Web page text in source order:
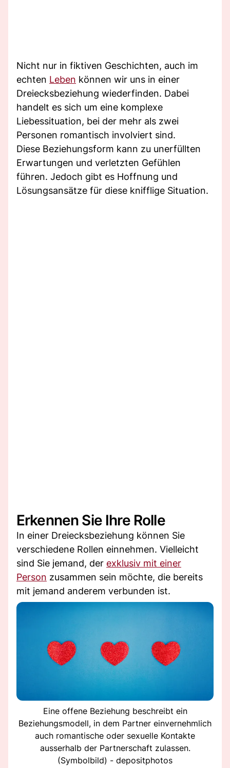
Nicht nur in fiktiven Geschichten, auch im
echten Leben können wir uns in einer
Dreiecksbeziehung wiederfinden. Dabei
handelt es sich um eine komplexe
Liebessituation, bei der mehr als zwei
Personen romantisch involviert sind.
Diese Beziehungsform kann zu unerfüllten
Erwartungen und verletzten Gefühlen
führen. Jedoch gibt es Hoffnung und
Lösungsansätze für diese knifflige Situation.
Erkennen Sie Ihre Rolle
In einer Dreiecksbeziehung können Sie
verschiedene Rollen einnehmen. Vielleicht
sind Sie jemand, der exklusiv mit einer
Person zusammen sein möchte, die bereits
mit jemand anderem verbunden ist.
Eine offene Beziehung beschreibt ein
Beziehungsmodell, in dem Partner einvernehmlich
auch romantische oder sexuelle Kontakte
ausserhalb der Partnerschaft zulassen.
(Symbolbild) - depositphotos